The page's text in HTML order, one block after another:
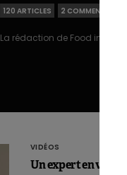
120 ARTICLES 2 COMMENTS
La rédaction de Food in Action
VIDÉOS
Un expert en